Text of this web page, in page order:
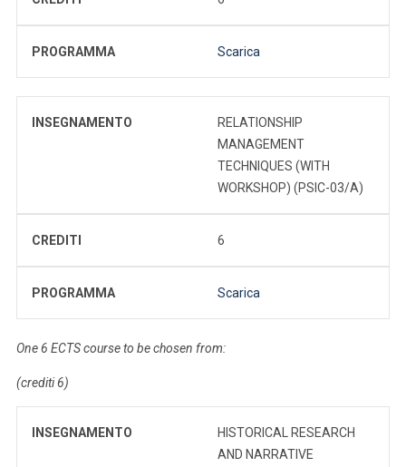
PROGRAMMA Scarica
INSEGNAMENTO
RELATIONSHIP
MANAGEMENT
TECHNIQUES (WITH
WORKSHOP) (PSIC-03/A)
CREDITI 6
PROGRAMMA Scarica
One 6 ECTS course to be chosen from:
(crediti 6)
INSEGNAMENTO
HISTORICAL RESEARCH
AND NARRATIVE